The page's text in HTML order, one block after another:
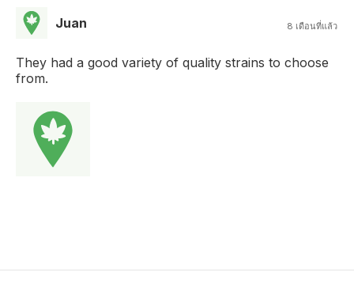
Juan 8 เดือนที่แล้ว
They had a good variety of quality strains to choose
from.